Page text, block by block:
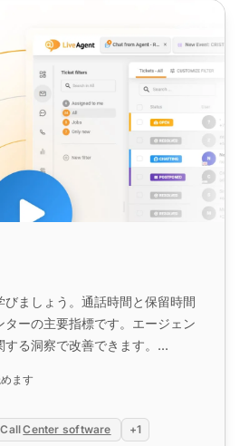
びましょう。通話時間と保留時間
ターの主要指標です。エージェン
する洞察で改善できます。...
ます
CallCenter software +1